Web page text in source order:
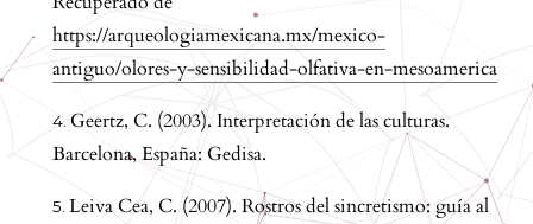
https://arqueologiamexicana.mx/mexico-
antiguo/olores-y-sensibilidad-olfativa-en-mesoamerica
Geertz, C. (2003). Interpretación de las culturas.
Barcelona, España: Gedisa.
Leiva Cea, C. (2007). Rostros del sincretismo: guía al